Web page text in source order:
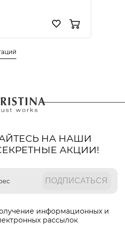
НА НАШИ
АКЦИИ!
информационных и
рассылок